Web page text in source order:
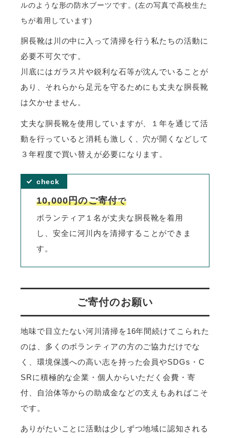
ルのような形の防水ブーツです。(左の写真で高校生た
ちが着用しています)
胴長靴は川の中に入って清掃を行う私たちの活動に
必要不可欠です。
川底にはガラス片や鋭利な石等が沈んでいることが
あり、それらから足元を守るためにも丈夫な胴長靴
は欠かせません。
丈夫な胴長靴を使用していますが、１年を通じて活
動を行っていると消耗も激しく、穴が開くなどして
３年程度で買い替えが必要になります。
10,000円のご寄付で
ボランティア１名が丈夫な胴長靴を着用
し、安全に河川内を清掃することができま
す。
ご寄付のお願い
地味で目立たない河川清掃を16年間続けてこられた
のは、多くのボランティアの方のご協力だけでな
く、環境保護への高い志を持った会員やSDGs・C
SRに積極的な企業・個人からいただく会費・寄
付、自治体等からの助成金などの支えもあればこそ
です。
ありがたいことに活動は少しずつ地域に認知される